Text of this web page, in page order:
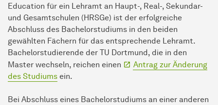
Education für ein Lehramt an Haupt-, Real-, Sekundar-
und Gesamtschulen (HRSGe) ist der erfolgreiche
Abschluss des Bachelorstudiums in den beiden
gewählten Fächern für das entsprechende Lehramt.
Bachelorstudierende der TU Dortmund, die in den
Master wechseln, reichen einen
Antrag zur Änderung
des Studiums ein.
Bei Abschluss eines Bachelorstudiums an einer anderen